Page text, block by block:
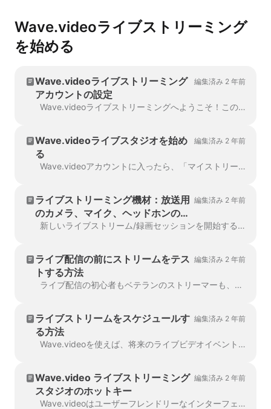
Wave.videoライブストリーミング
を始める
Wave.videoライブストリーミング
アカウントの設定
編集済み 2 年前
Wave.videoライブストリーミングへようこそ！このステップバイステップガイドに従って、Wave.videoライブストリーミングアカウントを設定し、複数のプラットフォームにストリーミング...
Wave.videoライブスタジオを始め
る
編集済み 2 年前
Wave.videoアカウントに入ったら、「マイストリーム＆録画」セクションに進みます。ページ上部には4つのセクションがあります：今後の予定, 進行中...
ライブストリーミング機材：放送用
のカメラ、マイク、ヘッドホンのセ
ットアップ方法
編集済み 2 年前
新しいライブストリーム/録画セッションを開始する時、またはセッションに参加する時、カメラ、マイク、スピーカーの設定を求められます。もし...
ライブ配信の前にストリームをテス
トする方法
編集済み 2 年前
ライブ配信の初心者もベテランのストリーマーも、ライブ配信の準備ができているか不安になることがあります。スキルのテストは本当に役立ちます...
ライブストリームをスケジュールす
る方法
編集済み 2 年前
Wave.videoを使えば、将来のライブビデオイベントを事前に計画し、今後の放送を整理しておくことが簡単にできます。ここでは、ライブストリームのスケジュールを立てる方法を説明します。
Wave.video ライブストリーミング
スタジオのホットキー
編集済み 2 年前
Wave.videoはユーザーフレンドリーなインターフェイスを大切にしています。ナビゲーションを簡単にし、日常的な操作を簡素化するために、ホットキーの使用を検討してください。あなたはいつでも...